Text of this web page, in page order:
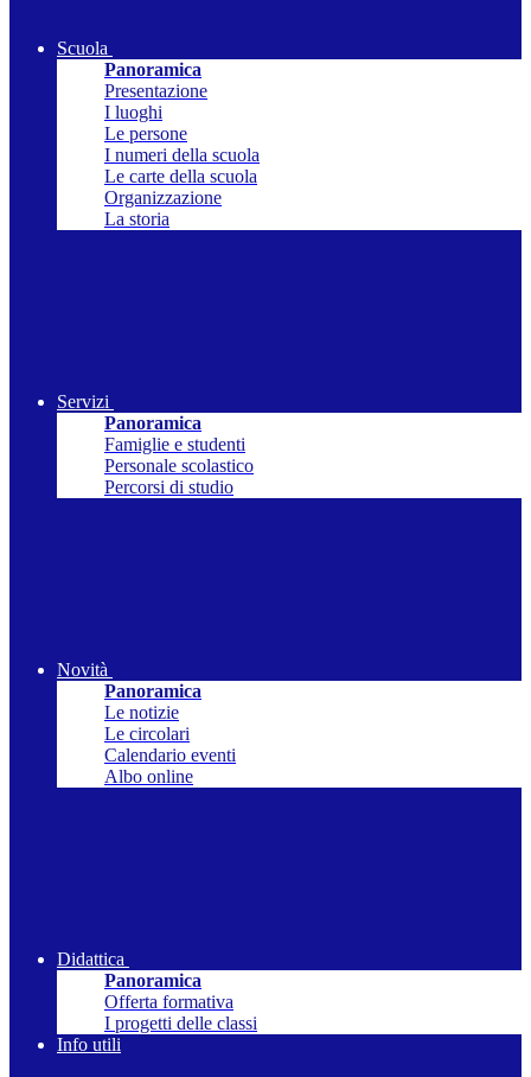
Scuola
Panoramica
Presentazione
I luoghi
Le persone
I numeri della scuola
Le carte della scuola
Organizzazione
La storia
Servizi
Panoramica
Famiglie e studenti
Personale scolastico
Percorsi di studio
Novità
Panoramica
Le notizie
Le circolari
Calendario eventi
Albo online
Didattica
Panoramica
Offerta formativa
I progetti delle classi
Info utili